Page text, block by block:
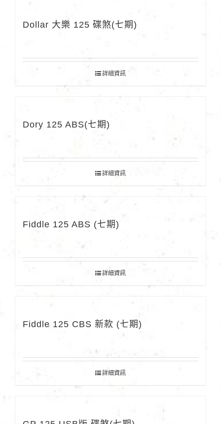
Dollar 大樂 125 碟煞(七期)
詳細資訊
Dory 125 ABS(七期)
詳細資訊
Fiddle 125 ABS (七期)
詳細資訊
Fiddle 125 CBS 新款 (七期)
詳細資訊